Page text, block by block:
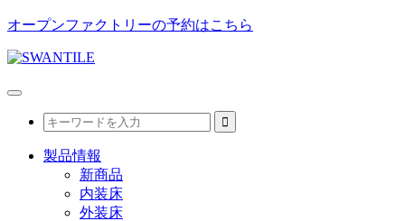
オープンファクトリーの予約はこちら
製品情報
新商品
内装床
外装床